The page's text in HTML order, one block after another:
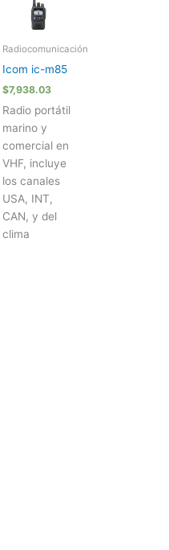
Radiocomunicación
Icom ic-m85
$7,938.03
Radio portátil
marino y
comercial en
VHF, incluye
los canales
USA, INT,
CAN, y del
clima